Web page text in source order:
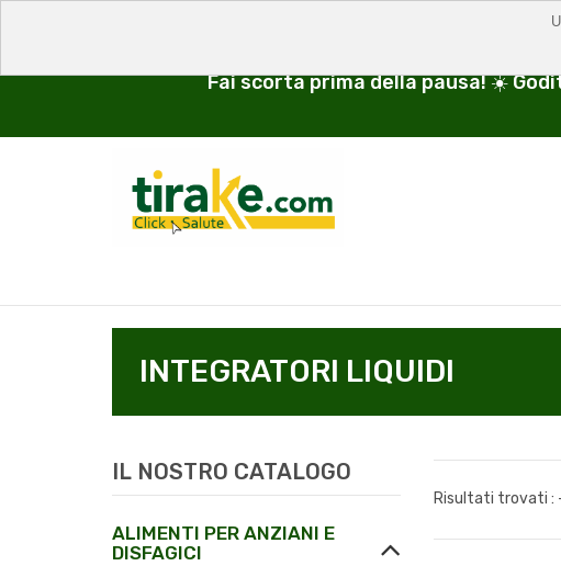
Fai scorta prima della pausa! ☀️
INTEGRATORI LIQUIDI
IL NOSTRO CATALOGO
ALIMENTI PER ANZIANI E
DISFAGICI
Risultati trovati :